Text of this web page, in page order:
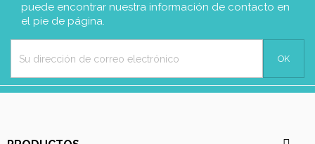
puede encontrar nuestra información de contacto en
el pie de página.